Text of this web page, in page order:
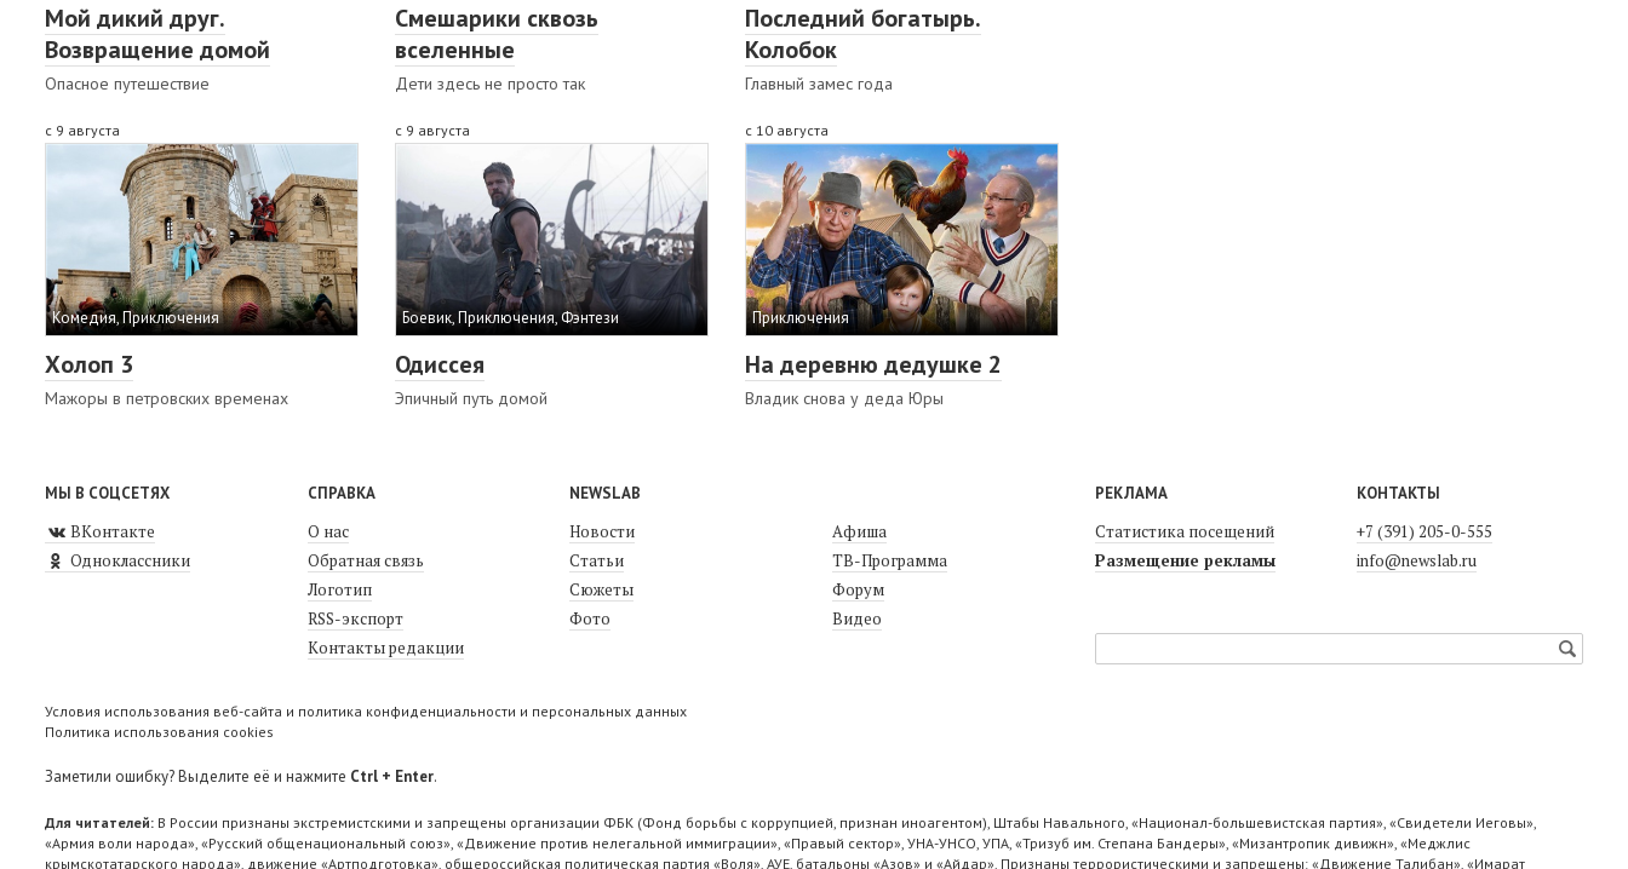
Мой дикий друг.
Возвращение домой
Опасное путешествие
Смешарики сквозь
вселенные
Дети здесь не просто так
Последний богатырь.
Колобок
Главный замес года
с 9 августа
Комедия, Приключения
Холоп 3
Мажоры в петровских временах
с 9 августа
Боевик, Приключения, Фэнтези
Одиссея
Эпичный путь домой
с 10 августа
Приключения
На деревню дедушке 2
Владик снова у деда Юры
МЫ В СОЦСЕТЯХ
ВКонтакте
Одноклассники
СПРАВКА
О нас
Обратная связь
Логотип
RSS-экспорт
Контакты редакции
NEWSLAB
Новости
Статьи
Сюжеты
Фото
Афиша
ТВ-Программа
Форум
Видео
РЕКЛАМА
Статистика посещений
Размещение рекламы
КОНТАКТЫ
+7 (391) 205-0-555
info@newslab.ru
Условия использования веб-сайта и политика конфиденциальности и персональных данных
Политика использования cookies
Заметили ошибку? Выделите её и нажмите Ctrl + Enter.
Для читателей: В России признаны экстремистскими и запрещены организации ФБК (Фонд борьбы с коррупцией, признан иноагентом), Штабы Навального, «Национал-большевистская партия», «Свидетели Иеговы»,
«Армия воли народа», «Русский общенациональный союз», «Движение против нелегальной иммиграции», «Правый сектор», УНА-УНСО, УПА, «Тризуб им. Степана Бандеры», «Мизантропик дивижн», «Меджлис
крымскотатарского народа», движение «Артподготовка», общероссийская политическая партия «Воля», АУЕ, батальоны «Азов» и «Айдар». Признаны террористическими и запрещены: «Движение Талибан», «Имарат